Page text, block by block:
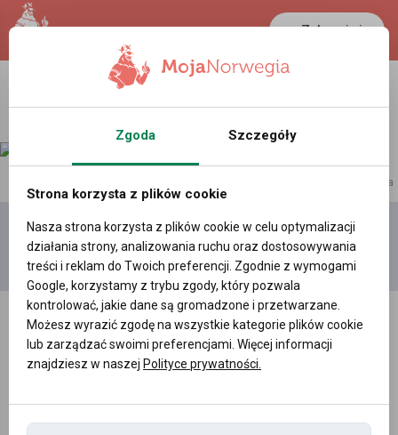
Zaloguj się
reklama
Dodaj
film
Moje
filmy
Wszystkie
Zgoda Szczegóły
Strona korzysta z plików cookie
Nasza strona korzysta z plików cookie w celu optymalizacji
działania strony, analizowania ruchu oraz dostosowywania
treści i reklam do Twoich preferencji. Zgodnie z wymogami
Google, korzystamy z trybu zgody, który pozwala
kontrolować, jakie dane są gromadzone i przetwarzane.
Możesz wyrazić zgodę na wszystkie kategorie plików cookie
lub zarządzać swoimi preferencjami. Więcej informacji
znajdziesz w naszej Polityce prywatności.